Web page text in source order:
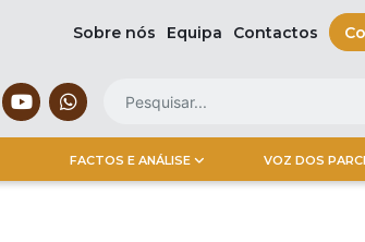
Sobre nós Equipa Contactos
FACTOS E ANÁLISE VOZ DOS